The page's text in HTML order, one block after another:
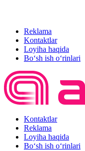
Reklama
Kontaktlar
Loyiha haqida
Bo‘sh ish o‘rinlari
Kontaktlar
Reklama
Loyiha haqida
Bo‘sh ish o‘rinlari